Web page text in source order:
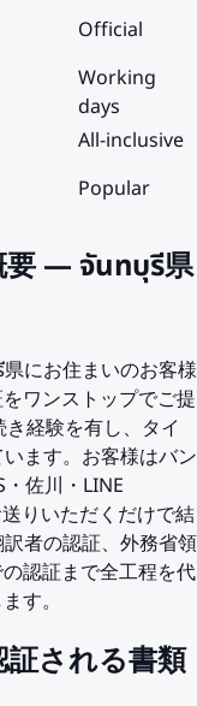
Official
Working
days
All-inclusive
Popular
要 — จันทบุรี県
にお住まいのお客様
ワンストップでご提
経験を有し、タイ
ます。お客様はバン
佐川・LINE
りいただくだけで結
者の認証、外務省領
認証まで全工程を代
す。
される書類